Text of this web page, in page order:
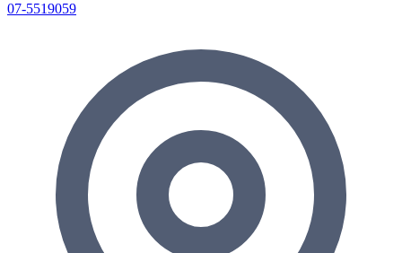
07-5519059